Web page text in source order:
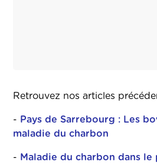
Retrouvez nos articles
- Pays de Sarrebourg : Les
maladie du charbon
- Maladie du charbon dans le